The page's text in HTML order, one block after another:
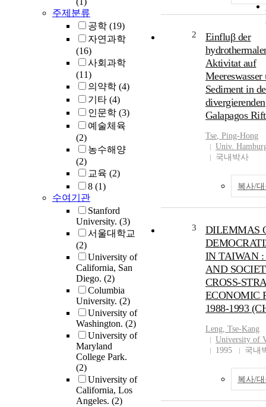
주제분류
공학 (19)
자연과학
(16)
사회과학
(11)
의약학 (4)
기타 (4)
인문학 (3)
예술체육
(2)
농수해양
(2)
교육 (2)
8 (1)
수여기관
Stanford
University. (3)
서울대학교
(2)
University of
California, San
Diego. (2)
Columbia
University. (2)
University of
Washington. (2)
University of
Maryland
College Park.
(2)
University of
California, Los
Angeles. (2)
2
Einfluβ der
Aktivitat auf
Meereswasser
Sediment in
divergierenden
Galapagos
Tse, Ping-Hong
Univ.
국내박사
복사/
3
DILEMMAS
IN TAIWAN :
AND
CROSS-
ECONOMIC
1988-1993
Leng, Tse-Kang
University of
1995
국내
복사/